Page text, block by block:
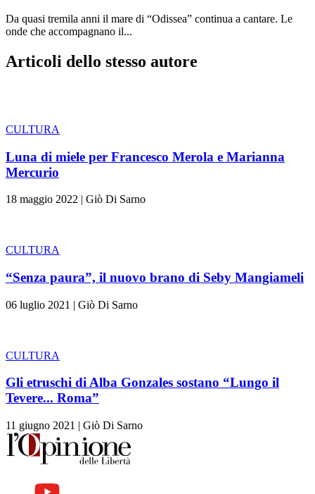
Da quasi tremila anni il mare di “Odissea” continua a cantare. Le
onde che accompagnano il...
Articoli dello stesso autore
CULTURA
Luna di miele per Francesco Merola e Marianna
Mercurio
18 maggio 2022 | Giò Di Sarno
CULTURA
“Senza paura”, il nuovo brano di Seby Mangiameli
06 luglio 2021 | Giò Di Sarno
CULTURA
Gli etruschi di Alba Gonzales sostano “Lungo il
Tevere... Roma”
11 giugno 2021 | Giò Di Sarno